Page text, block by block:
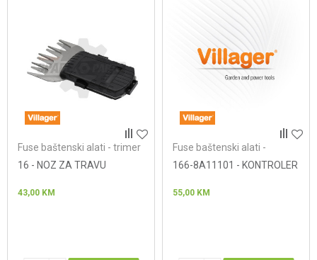
Fuse baštenski alati - trimer
16 - NOZ ZA TRAVU
43,00 KM
Fuse baštenski alati -
166-8A11101 - KONTROLER
55,00 KM